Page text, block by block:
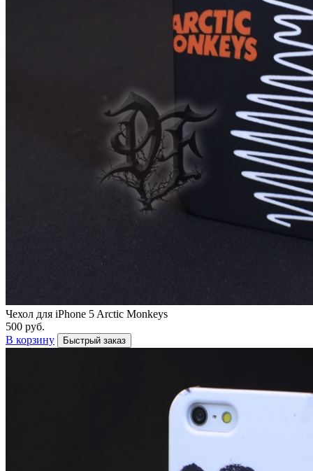
Чехол для iPhone 5 Arctic Monkeys
500 руб.
В корзину
Быстрый заказ